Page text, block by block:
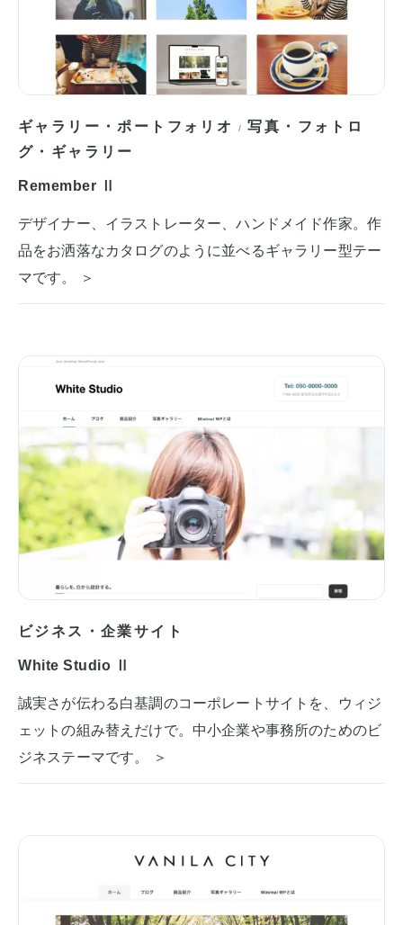
ギャラリー・ポートフォリオ /写真・フォトロ
グ・ギャラリー
Remember Ⅱ
デザイナー、イラストレーター、ハンドメイド作家。作
品をお洒落なカタログのように並べるギャラリー型テー
マです。 ＞
ビジネス・企業サイト
White Studio Ⅱ
誠実さが伝わる白基調のコーポレートサイトを、ウィジ
ェットの組み替えだけで。中小企業や事務所のためのビ
ジネステーマです。 ＞